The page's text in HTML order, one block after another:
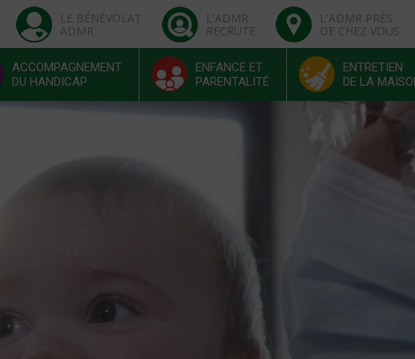
LE BÉNÉVOLAT
ADMR
L'ADMR
RECRUTE
L'ADMR PRÈS
DE CHEZ VOUS
ACCOMPAGNEMENT
DU HANDICAP
ENFANCE ET
PARENTALITÉ
ENTRETIEN
DE LA